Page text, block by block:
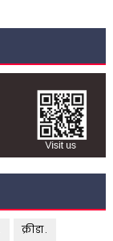
क्रीडा.